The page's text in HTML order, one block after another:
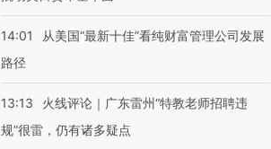
14:01
从美国“最新十佳”看纯财富管理公司发展
路径
13:13
火线评论｜广东雷州“特教老师招聘违
规”很雷，仍有诸多疑点